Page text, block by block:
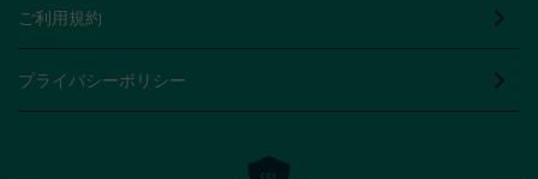
ご利用規約
プライバシーポリシー